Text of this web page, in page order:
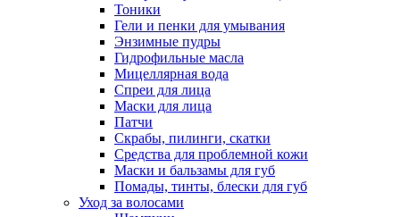
Тоники
Гели и пенки для умывания
Энзимные пудры
Гидрофильные масла
Мицеллярная вода
Спреи для лица
Маски для лица
Патчи
Скрабы, пилинги, скатки
Средства для проблемной кожи
Маски и бальзамы для губ
Помады, тинты, блески для губ
Уход за волосами